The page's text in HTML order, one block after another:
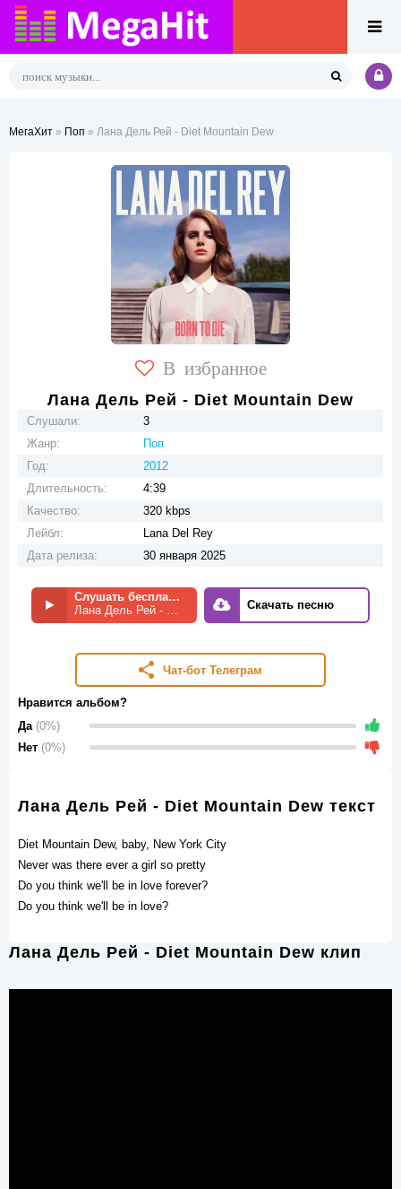
МегаХит » Поп » Лана Дель Рей - Diet Mountain Dew
В избранное
Лана Дель Рей - Diet Mountain Dew
Слушали:
3
Жанр:
Поп
Год:
2012
Длительность:
4:39
Качество:
320 kbps
Лейбл:
Lana Del Rey
Дата релиза:
30 января 2025
Слушать бесплатно
Лана Дель Рей - Diet Mountain Dew
Скачать песню
Чат-бот Телеграм
Нравится альбом?
Да (0%)
Нет (0%)
Лана Дель Рей - Diet Mountain Dew текст
Diet Mountain Dew, baby, New York City
Never was there ever a girl so pretty
Do you think we'll be in love forever?
Do you think we'll be in love?
Лана Дель Рей - Diet Mountain Dew клип